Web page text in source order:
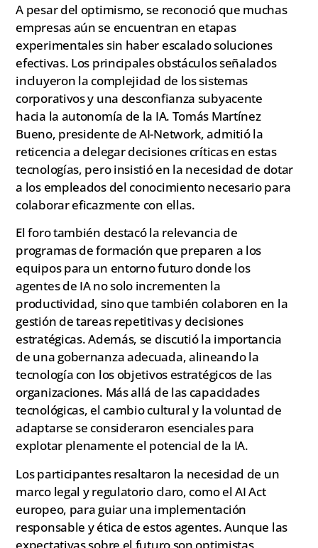
A pesar del optimismo, se reconoció que muchas
empresas aún se encuentran en etapas
experimentales sin haber escalado soluciones
efectivas. Los principales obstáculos señalados
incluyeron la complejidad de los sistemas
corporativos y una desconfianza subyacente
hacia la autonomía de la IA. Tomás Martínez
Bueno, presidente de AI-Network, admitió la
reticencia a delegar decisiones críticas en estas
tecnologías, pero insistió en la necesidad de dotar
a los empleados del conocimiento necesario para
colaborar eficazmente con ellas.
El foro también destacó la relevancia de
programas de formación que preparen a los
equipos para un entorno futuro donde los
agentes de IA no solo incrementen la
productividad, sino que también colaboren en la
gestión de tareas repetitivas y decisiones
estratégicas. Además, se discutió la importancia
de una gobernanza adecuada, alineando la
tecnología con los objetivos estratégicos de las
organizaciones. Más allá de las capacidades
tecnológicas, el cambio cultural y la voluntad de
adaptarse se consideraron esenciales para
explotar plenamente el potencial de la IA.
Los participantes resaltaron la necesidad de un
marco legal y regulatorio claro, como el AI Act
europeo, para guiar una implementación
responsable y ética de estos agentes. Aunque las
expectativas sobre el futuro son optimistas,